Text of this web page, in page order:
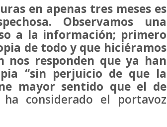
en apenas tres meses es
Observamos una
a la información; primero
de todo y que hiciéramos
nos responden que ya han
“sin perjuicio de que la
mayor sentido que el de
ha considerado el portavoz